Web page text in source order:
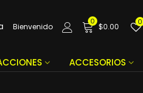
Bienvenido
0
$0.00
0
ACCESORIOS